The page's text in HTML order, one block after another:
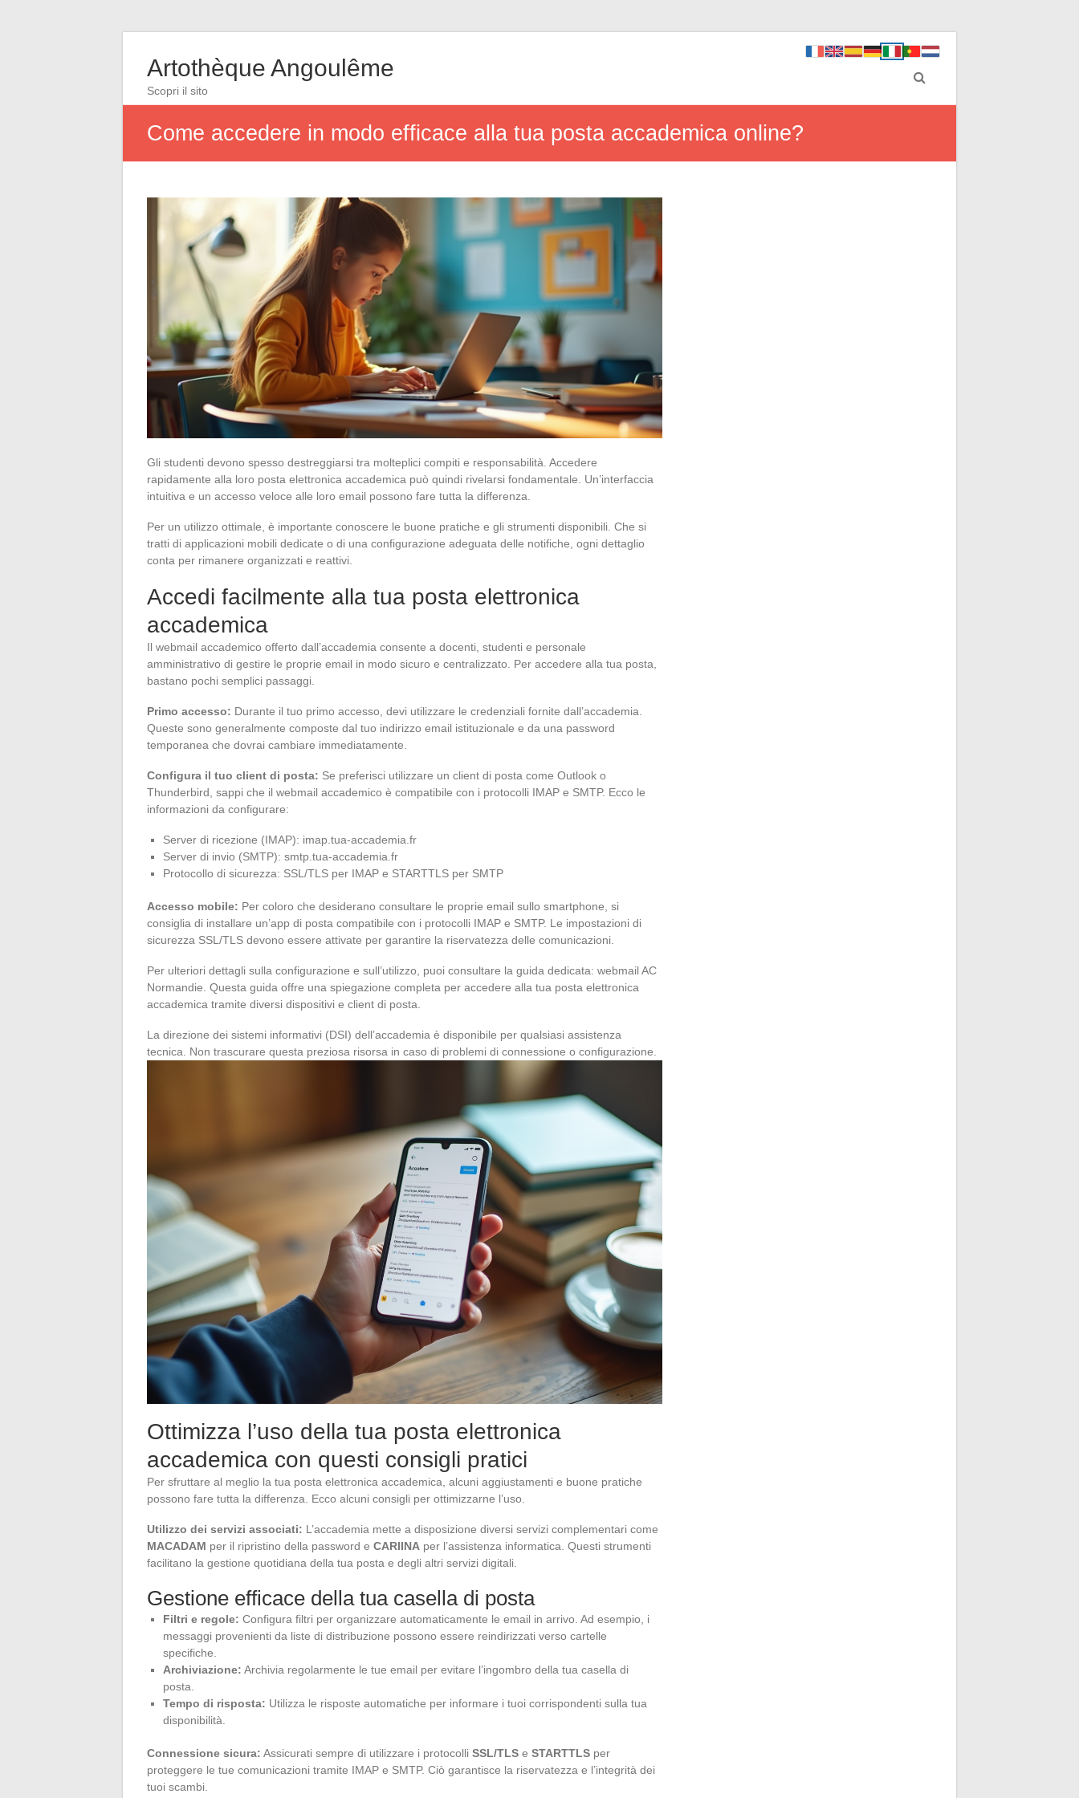
Artothèque Angoulême
Scopri il sito
Come accedere in modo efficace alla tua posta accademica online?
Gli studenti devono spesso destreggiarsi tra molteplici compiti e responsabilità. Accedere
rapidamente alla loro posta elettronica accademica può quindi rivelarsi fondamentale. Un’interfaccia
intuitiva e un accesso veloce alle loro email possono fare tutta la differenza.
Per un utilizzo ottimale, è importante conoscere le buone pratiche e gli strumenti disponibili. Che si
tratti di applicazioni mobili dedicate o di una configurazione adeguata delle notifiche, ogni dettaglio
conta per rimanere organizzati e reattivi.
Accedi facilmente alla tua posta elettronica
accademica
Il webmail accademico offerto dall’accademia consente a docenti, studenti e personale
amministrativo di gestire le proprie email in modo sicuro e centralizzato. Per accedere alla tua posta,
bastano pochi semplici passaggi.
Primo accesso: Durante il tuo primo accesso, devi utilizzare le credenziali fornite dall’accademia.
Queste sono generalmente composte dal tuo indirizzo email istituzionale e da una password
temporanea che dovrai cambiare immediatamente.
Configura il tuo client di posta: Se preferisci utilizzare un client di posta come Outlook o
Thunderbird, sappi che il webmail accademico è compatibile con i protocolli IMAP e SMTP. Ecco le
informazioni da configurare:
Server di ricezione (IMAP): imap.tua-accademia.fr
Server di invio (SMTP): smtp.tua-accademia.fr
Protocollo di sicurezza: SSL/TLS per IMAP e STARTTLS per SMTP
Accesso mobile: Per coloro che desiderano consultare le proprie email sullo smartphone, si
consiglia di installare un’app di posta compatibile con i protocolli IMAP e SMTP. Le impostazioni di
sicurezza SSL/TLS devono essere attivate per garantire la riservatezza delle comunicazioni.
Per ulteriori dettagli sulla configurazione e sull’utilizzo, puoi consultare la guida dedicata: webmail AC
Normandie. Questa guida offre una spiegazione completa per accedere alla tua posta elettronica
accademica tramite diversi dispositivi e client di posta.
La direzione dei sistemi informativi (DSI) dell’accademia è disponibile per qualsiasi assistenza
tecnica. Non trascurare questa preziosa risorsa in caso di problemi di connessione o configurazione.
Ottimizza l’uso della tua posta elettronica
accademica con questi consigli pratici
Per sfruttare al meglio la tua posta elettronica accademica, alcuni aggiustamenti e buone pratiche
possono fare tutta la differenza. Ecco alcuni consigli per ottimizzarne l’uso.
Utilizzo dei servizi associati: L’accademia mette a disposizione diversi servizi complementari come
MACADAM per il ripristino della password e CARIINA per l’assistenza informatica. Questi strumenti
facilitano la gestione quotidiana della tua posta e degli altri servizi digitali.
Gestione efficace della tua casella di posta
Filtri e regole: Configura filtri per organizzare automaticamente le email in arrivo. Ad esempio, i
messaggi provenienti da liste di distribuzione possono essere reindirizzati verso cartelle
specifiche.
Archiviazione: Archivia regolarmente le tue email per evitare l’ingombro della tua casella di
posta.
Tempo di risposta: Utilizza le risposte automatiche per informare i tuoi corrispondenti sulla tua
disponibilità.
Connessione sicura: Assicurati sempre di utilizzare i protocolli SSL/TLS e STARTTLS per
proteggere le tue comunicazioni tramite IMAP e SMTP. Ciò garantisce la riservatezza e l’integrità dei
tuoi scambi.